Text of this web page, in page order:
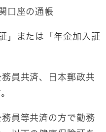
口座の通帳
」または「年金加入証
員共済、日本郵政共
員等共済の方で勤務